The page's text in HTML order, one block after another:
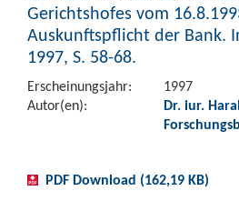
Gerichtshofes vom
Auskunftspflicht der Bank.
1997, S. 58-68.
Erscheinungsjahr:
1997
Autor(en):
Dr. iur.
PDF Download (162,19 KB)